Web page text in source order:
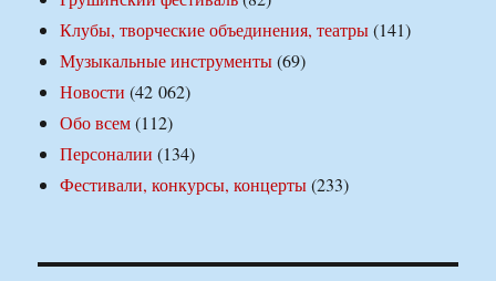
Клубы, творческие объединения, театры(141)
Музыкальные инструменты(69)
Новости (42 062)
Обо всем(112)
Персоналии (134)
Фестивали, конкурсы, концерты(233)